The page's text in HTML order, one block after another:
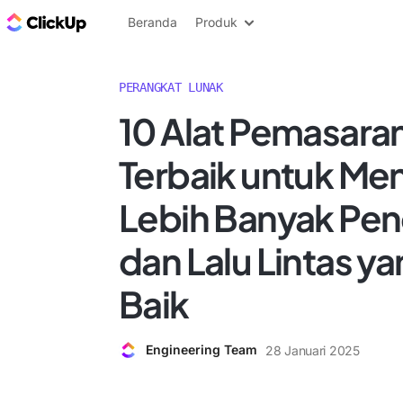
Blog ClickUp
Beranda Produk
PERANGKAT LUNAK
10 Alat
Terbaik untuk
Lebih Banyak
dan Lalu Lintas
Baik
Engineering Team 28 Januari 2025